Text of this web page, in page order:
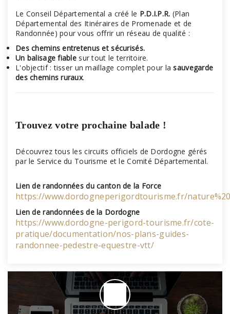
Le Conseil Départemental a créé le P.D.I.P.R. (Plan
Départemental des Itinéraires de Promenade et de
Randonnée) pour vous offrir un réseau de qualité :
Des chemins entretenus et sécurisés.
Un balisage fiable sur tout le territoire.
L'objectif : tisser un maillage complet pour lasauvegarde
des chemins ruraux.
Trouvez votre prochaine balade !
Découvrez tous les circuits officiels de Dordogne gérés
par le Service du Tourisme et le Comité Départemental.
Lien de randonnées du canton de la Force
https://www.dordogneperigordtourisme.fr/
Lien de randonnées de la Dordogne
https://www.dordogne-perigord-tourisme.fr/cote-
pratique/documentation/nos-plans-guides-
randonnee-pedestre-equestre-vtt/